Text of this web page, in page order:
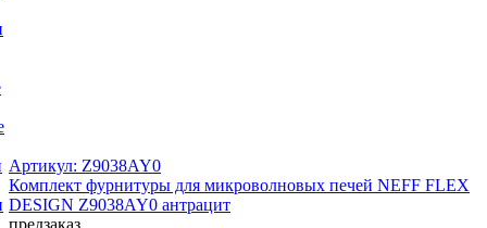
Артикул: Z9038AY0
Комплект фурнитуры для микроволновых печей NEFF FLEX
DESIGN Z9038AY0 антрацит
предзаказ